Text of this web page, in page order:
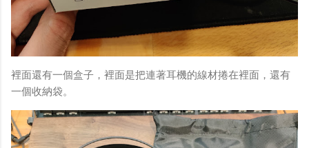
裡面還有一個盒子，裡面是把連著耳機的線材捲在裡面，還有
一個收納袋。